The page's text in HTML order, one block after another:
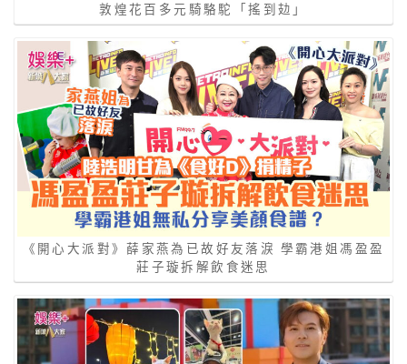
敦煌花百多元騎駱駝「搖到攰」
《開心大派對》薛家燕為已故好友落淚 學霸港姐馮盈盈
莊子璇拆解飲食迷思